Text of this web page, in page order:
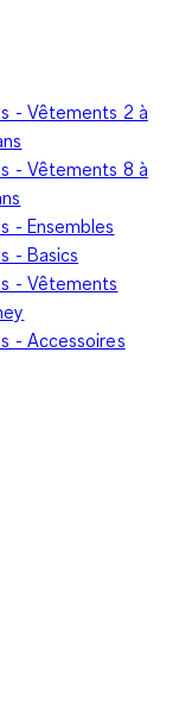
- Vêtements 2 à
- Vêtements 8 à
- Ensembles
- Basics
- Vêtements
- Accessoires